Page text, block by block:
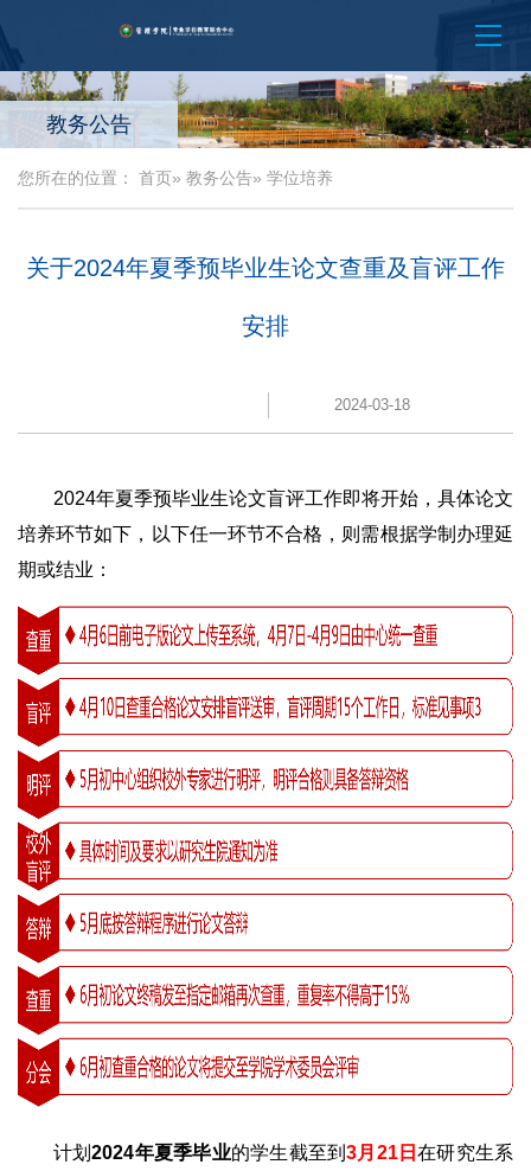
教务公告
您所在的位置： 首页» 教务公告» 学位培养
关于2024年夏季预毕业生论文查重及盲评工作
安排
2024-03-18
2024年夏季预毕业生论文盲评工作即将开始，具体论文
培养环节如下，以下任一环节不合格，则需根据学制办理延
期或结业：
计划2024年夏季毕业的学生截至到3月21日在研究生系